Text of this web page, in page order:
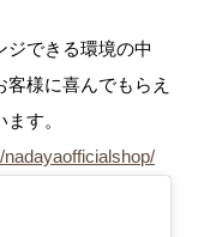
ジできる環境の中
様に喜んでもらえ
す。